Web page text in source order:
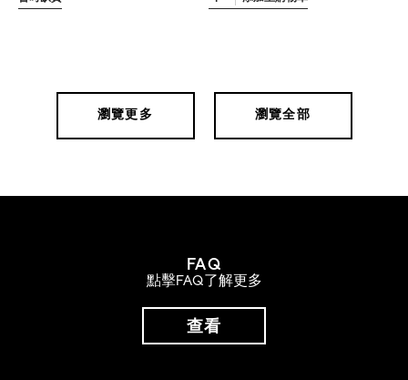
瀏覽更多 瀏覽全部
FAQ
點擊FAQ了解更多
查看